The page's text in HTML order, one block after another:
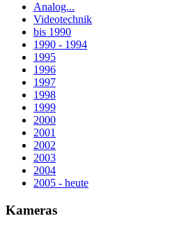
Analog...
Videotechnik
bis 1990
1990 - 1994
1995
1996
1997
1998
1999
2000
2001
2002
2003
2004
2005 - heute
Kameras